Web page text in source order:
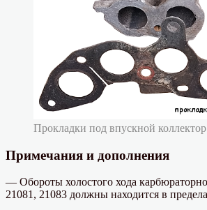
Прокладки под впускной коллектор
Примечания и дополнения
— Обороты холостого хода
21081, 21083 должны находится в